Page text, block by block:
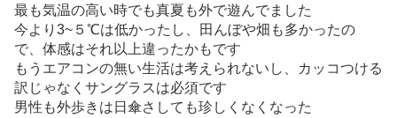
最も気温の高い時でも真夏も外で遊んでました
今より3~５℃は低かったし、田んぼや畑も多かったの
で、体感はそれ以上違ったかもです
もう エアコンの無い生活は考えられないし、カッコつける
訳じゃなくサングラスは必須です
男性も外歩きは日傘さしても珍しくなくなった